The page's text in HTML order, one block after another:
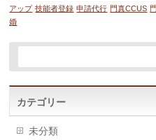
アップ 技能者登録 申請代行 門真CCUS
婚
カテゴリー
未分類